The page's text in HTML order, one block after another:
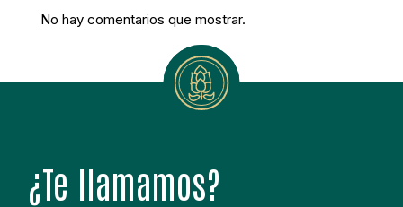
No hay comentarios que mostrar.
¿Te llamamos?